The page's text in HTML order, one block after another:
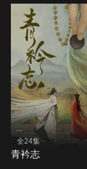
全24集
青衿志